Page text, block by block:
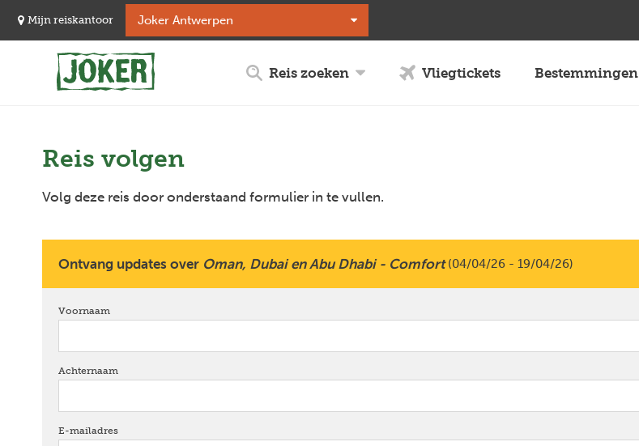
naar
Mijn reiskantoor
Reis zoeken Vliegtickets Bestemmingen
Reis volgen
Volg deze reis door onderstaand formulier in te vullen.
Ontvang updates over Oman, Dubai en Abu Dhabi - Comfort(04/04/26 - 19/04/26)
Voornaam
Achternaam
E-mailadres